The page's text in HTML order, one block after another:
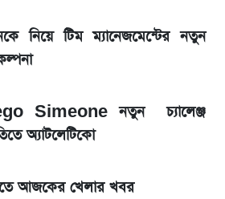
সর্বশেষ পয়েন্ট টেবিল ও
চোখ ধাঁধানো দৃশ্য, জেনে নিন
নিয়ে টিম ম্যানেজমেন্টের নতুন
Simeone নতুন চ্যালেঞ্জ
অ্যাটলেটিকো
আজকের খেলার খবর